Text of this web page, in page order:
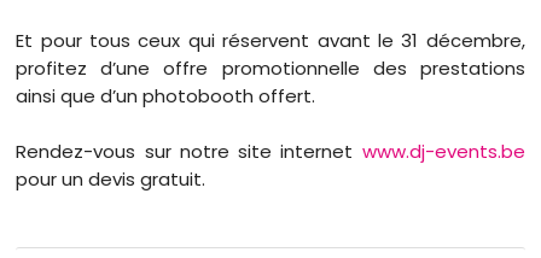
Et pour tous ceux qui réservent avant le 31 décembre,
profitez d’une offre promotionnelle des prestations
ainsi que d’un photobooth offert.
Rendez-vous sur notre site internet www.dj-events.be
pour un devis gratuit.